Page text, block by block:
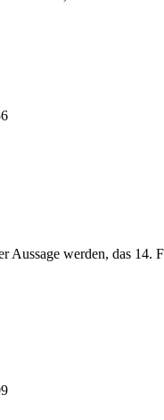
Aussage werden, das